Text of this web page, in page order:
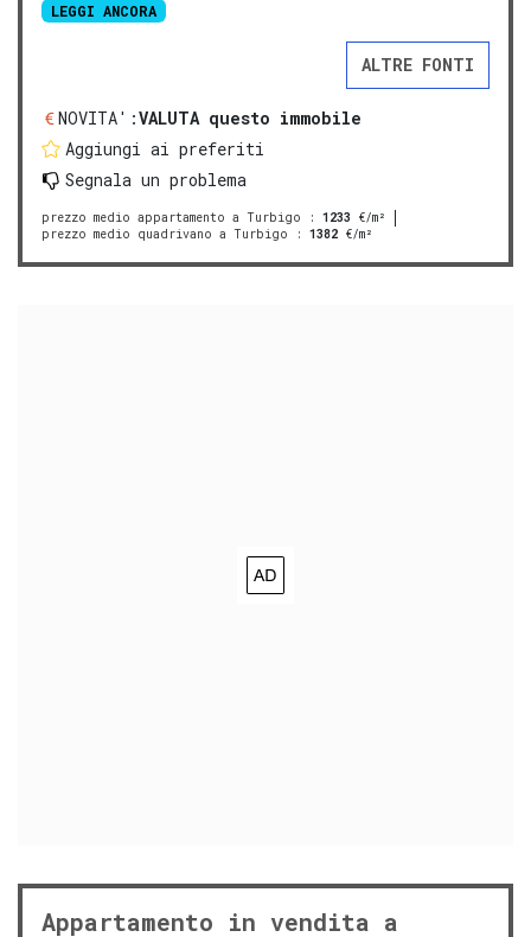
LEGGI ANCORA
ALTRE FONTI
NOVITA':VALUTA questo immobile
Aggiungi ai preferiti
Segnala un problema
prezzo medio appartamento a Turbigo : 1233 €/m²
prezzo medio quadrivano a Turbigo : 1382 €/m²
Appartamento in vendita a